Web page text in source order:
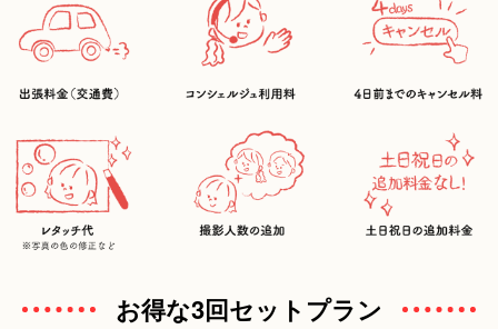
お得な3回セットプラン